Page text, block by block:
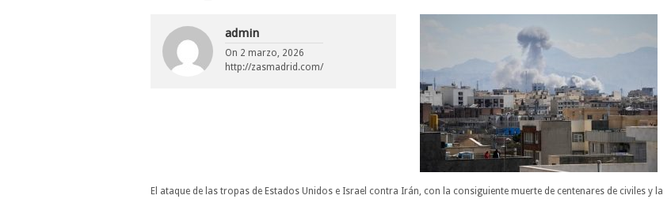
admin
On 2 marzo, 2026
http://zasmadrid.com/
El ataque de las tropas de Estados Unidos e Israel contra Irán, con la consiguiente muerte de centenares de civiles y la